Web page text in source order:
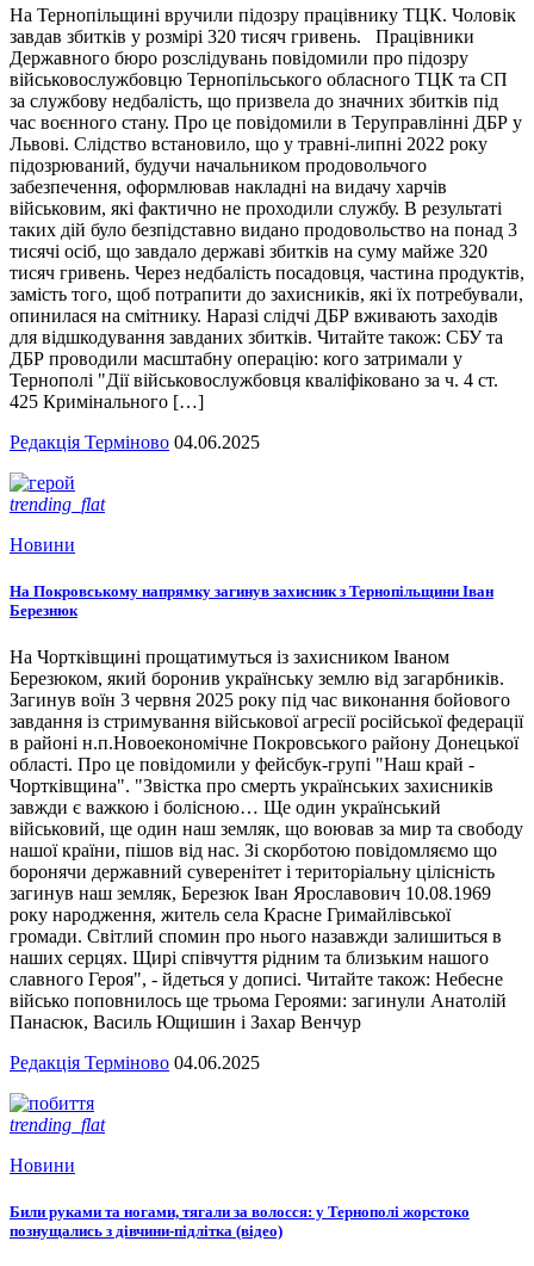
На Тернопільщині вручили підозру працівнику ТЦК. Чоловік
завдав збитків у розмірі 320 тисяч гривень. Працівники
Державного бюро розслідувань повідомили про підозру
військовослужбовцю Тернопільського обласного ТЦК та СП
за службову недбалість, що призвела до значних збитків під
час воєнного стану. Про це повідомили в Теруправлінні ДБР у
Львові. Слідство встановило, що у травні-липні 2022 року
підозрюваний, будучи начальником продовольчого
забезпечення, оформлював накладні на видачу харчів
військовим, які фактично не проходили службу. В результаті
таких дій було безпідставно видано продовольство на понад 3
тисячі осіб, що завдало державі збитків на суму майже 320
тисяч гривень. Через недбалість посадовця, частина продуктів,
замість того, щоб потрапити до захисників, які їх потребували,
опинилася на смітнику. Наразі слідчі ДБР вживають заходів
для відшкодування завданих збитків. Читайте також: СБУ та
ДБР проводили масштабну операцію: кого затримали у
Тернополі "Дії військовослужбовця кваліфіковано за ч. 4 ст.
425 Кримінального […]
Редакція Терміново 04.06.2025
trending_flat
Новини
На Покровському напрямку загинув захисник з Тернопільщини Іван
Березнюк
На Чортківщині прощатимуться із захисником Іваном
Березюком, який боронив українську землю від загарбників.
Загинув воїн 3 червня 2025 року під час виконання бойового
завдання із стримування військової агресії російської федерації
в районі н.п.Новоекономічне Покровського району Донецької
області. Про це повідомили у фейсбук-групі "Наш край -
Чортківщина". "Звістка про смерть українських захисників
завжди є важкою і болісною… Ще один український
військовий, ще один наш земляк, що воював за мир та свободу
нашої країни, пішов від нас. Зі скорботою повідомляємо що
боронячи державний суверенітет і територіальну цілісність
загинув наш земляк, Березюк Іван Ярославович 10.08.1969
року народження, житель села Красне Гримайлівської
громади. Світлий спомин про нього назавжди залишиться в
наших серцях. Щирі співчуття рідним та близьким нашого
славного Героя", - йдеться у дописі. Читайте також: Небесне
військо поповнилось ще трьома Героями: загинули Анатолій
Панасюк, Василь Ющишин і Захар Венчур
Редакція Терміново 04.06.2025
trending_flat
Новини
Били руками та ногами, тягали за волосся: у Тернополі жорстоко
познущались з дівчини-підлітка (відео)